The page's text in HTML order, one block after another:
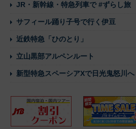
JR・新幹線・特急列車で #ずらし旅
サフィール踊り子号で行く伊豆
近鉄特急「ひのとり」
立山黒部アルペンルート
新型特急スペーシアXで日光鬼怒川へ